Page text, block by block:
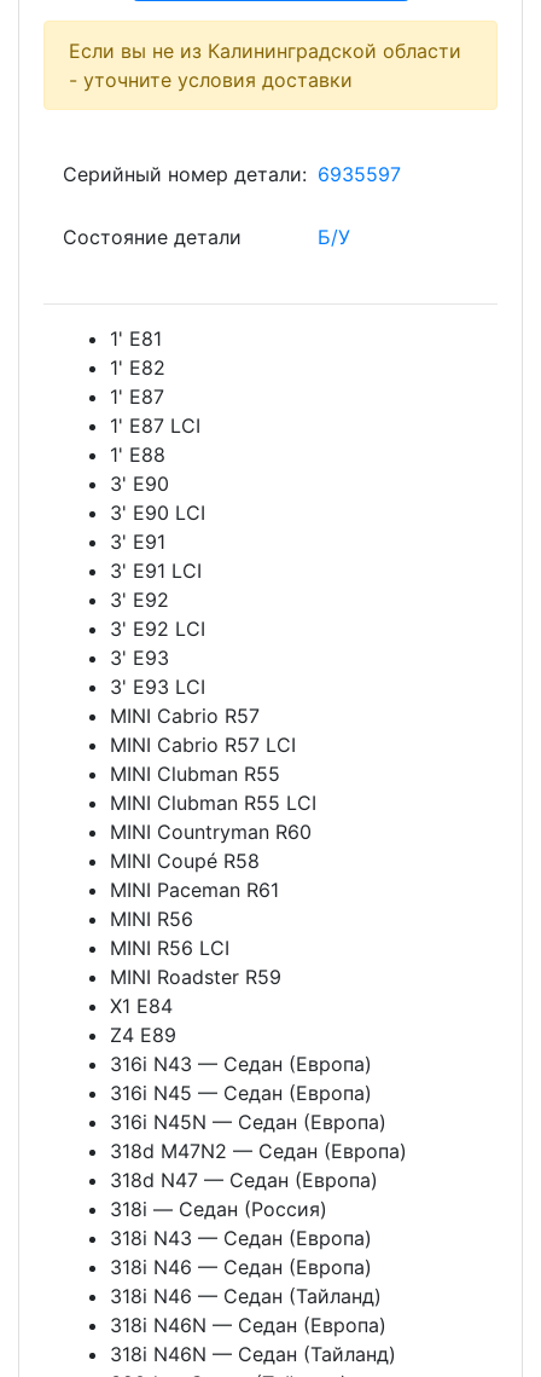
Если вы не из Калининградской области
- уточните условия доставки
Серийный номер детали: 6935597
Состояние детали Б/У
1' E81
1' E82
1' E87
1' E87 LCI
1' E88
3' E90
3' E90 LCI
3' E91
3' E91 LCI
3' E92
3' E92 LCI
3' E93
3' E93 LCI
MINI Cabrio R57
MINI Cabrio R57 LCI
MINI Clubman R55
MINI Clubman R55 LCI
MINI Countryman R60
MINI Coupé R58
MINI Paceman R61
MINI R56
MINI R56 LCI
MINI Roadster R59
X1 E84
Z4 E89
316i N43 — Седан (Европа)
316i N45 — Седан (Европа)
316i N45N — Седан (Европа)
318d M47N2 — Седан (Европа)
318d N47 — Седан (Европа)
318i — Седан (Россия)
318i N43 — Седан (Европа)
318i N46 — Седан (Европа)
318i N46 — Седан (Тайланд)
318i N46N — Седан (Европа)
318i N46N — Седан (Тайланд)